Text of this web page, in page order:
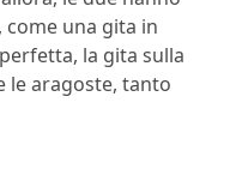
una gita in
la gita sulla
le aragoste, tanto